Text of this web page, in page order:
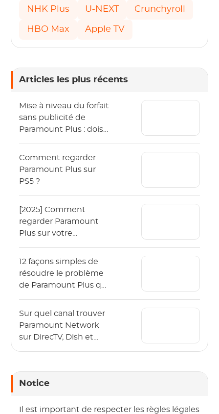
NHK Plus U-NEXT Crunchyroll
HBO Max Apple TV
Articles les plus récents
Mise à niveau du forfait
sans publicité de
Paramount Plus : dois-
Comment regarder
Paramount Plus sur
PS5 ?
[2025] Comment
regarder Paramount
Plus sur votre
12 façons simples de
résoudre le problème
de Paramount Plus qui
une télévision
Sur quel canal trouver
Paramount Network
sur DirecTV, Dish et
Notice
Il est important de respecter les règles légales